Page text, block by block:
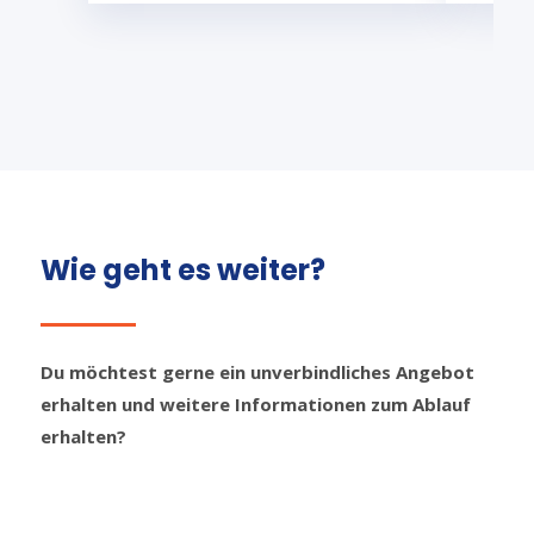
Wie geht es weiter?
Du möchtest gerne ein unverbindliches Angebot
erhalten und weitere Informationen zum Ablauf
erhalten?